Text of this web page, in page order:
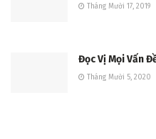
Tháng Mười 17, 2019
Đọc Vị Mọi Vấn
Tháng Mười 5, 2020